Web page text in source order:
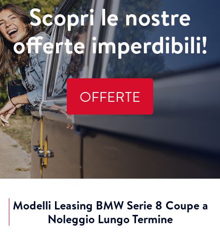
Scopri le nostre
offerte imperdibili!
OFFERTE
Modelli Leasing BMW Serie 8 Coupe a
Noleggio Lungo Termine